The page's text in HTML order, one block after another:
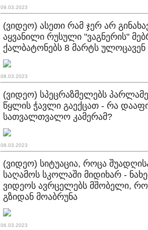
09.03.2023
(ვიდეო) ასეთი რამ ჯერ არ
აყვანილი რუსული "ვაგნერის"
ქალბატონებს 8 მარტს ულოცავენ
08.03.2023
(ვიდეო) სპეცრაზმელებს
წყლის ჭავლი გაექცათ - რა
სათვალთვალო კამერამ?
08.03.2023
(ვიდეო) სიტუაცია, როცა
საღამოს სკოლაში მიდიხარ -
ვიდეოს ავრცელებს მშობელი,
გზიდან მოაბრუნა
06.03.2023